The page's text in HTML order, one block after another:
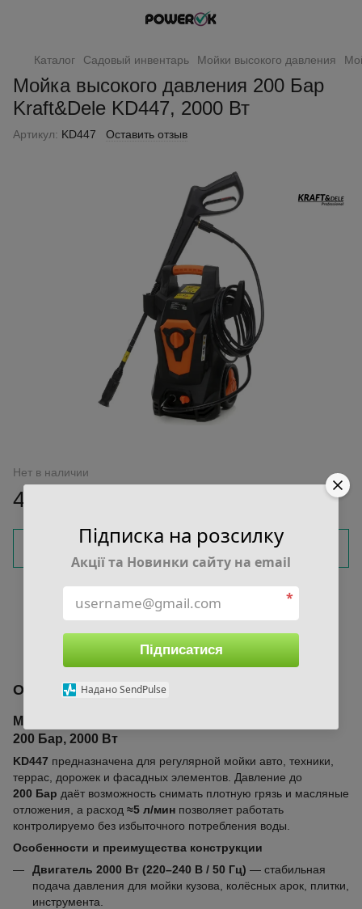
Каталог Садовый инвентарь Мойки высокого давления
Мойка высокого давления 200 Бар
Kraft&Dele KD447, 2000 Вт
Артикул: KD447 Оставить отзыв
Нет в наличии
4 300 грн
Сообщить, когда появится
Войтидля отображения накопительной скидки
В избранное К сравнению
Описание
Мойка высокого давления Kraft&Dele KD447 —
200 Бар, 2000 Вт
KD447 предназначена для регулярной мойки авто, техники,
террас, дорожек и фасадных элементов. Давление до
200 Бар даёт возможность снимать плотную грязь и масляные
отложения, а расход ≈5 л/мин позволяет работать
контролируемо без избыточного потребления воды.
Особенности и преимущества конструкции
Двигатель 2000 Вт (220–240 В / 50 Гц) — стабильная
подача давления для мойки кузова, колёсных арок, плитки,
инструмента.
Підписка на розсилку
Акції та Новинки сайту на email
*
Підписатися
Надано SendPulse